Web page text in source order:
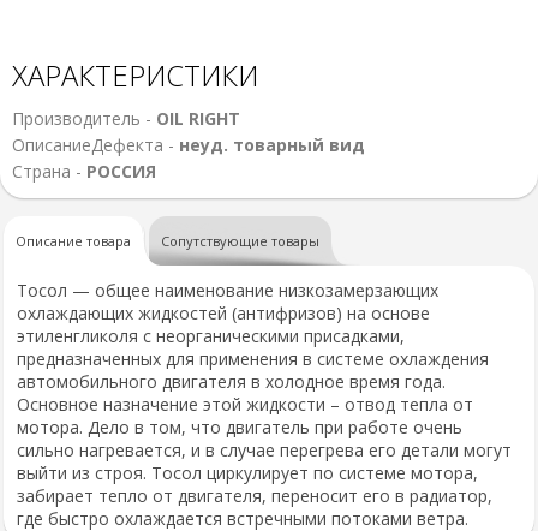
ХАРАКТЕРИСТИКИ
Производитель - OIL RIGHT
ОписаниеДефекта - неуд. товарный вид
Страна - РОССИЯ
Описание товара Сопутствующие товары
Тосол — общее наименование низкозамерзающих
охлаждающих жидкостей (антифризов) на основе
этиленгликоля с неорганическими присадками,
предназначенных для применения в системе охлаждения
автомобильного двигателя в холодное время года.
Основное назначение этой жидкости – отвод тепла от
мотора. Дело в том, что двигатель при работе очень
сильно нагревается, и в случае перегрева его детали могут
выйти из строя. Тосол циркулирует по системе мотора,
забирает тепло от двигателя, переносит его в радиатор,
где быстро охлаждается встречными потоками ветра.